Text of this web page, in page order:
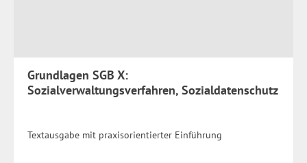
Grundlagen SGB X:
Sozialverwaltungsverfahren, Sozialdatenschutz
Textausgabe mit praxisorientierter Einführung